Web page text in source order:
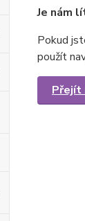
Je nám
Pokud
použít
Přejít